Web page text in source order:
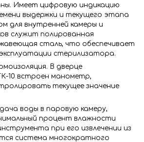
Имеет цифровую индикацию
выдержки и текущего этапа
для внутренней камеры и
служит полированная
сталь, что обеспечивает
стерилизатора.
В дверце
10 встроен манометр,
текущее значение
воды в паровую камеру,
процент влажности
при его извлечении из
система многократного